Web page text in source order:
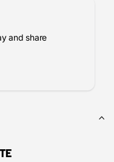
and share